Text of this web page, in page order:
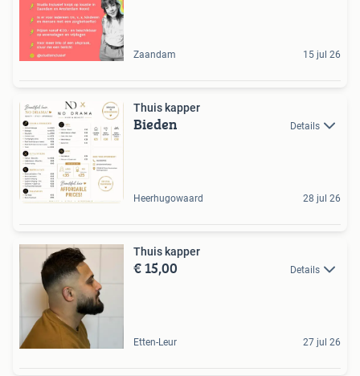
Zaandam 15 jul 26
Thuis kapper
Bieden Details
Heerhugowaard 28 jul 26
Thuis kapper
€ 15,00 Details
Etten-Leur 27 jul 26